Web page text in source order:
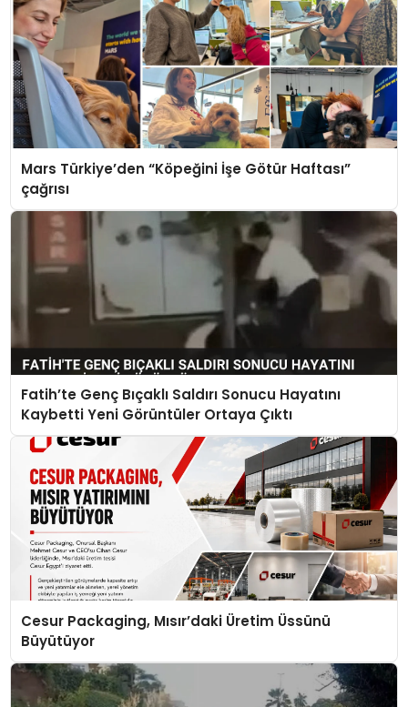
Mars Türkiye’den “Köpeğini İşe Götür Haftası”
çağrısı
Fatih’te Genç Bıçaklı Saldırı Sonucu Hayatını
Kaybetti Yeni Görüntüler Ortaya Çıktı
Cesur Packaging, Mısır’daki Üretim Üssünü
Büyütüyor